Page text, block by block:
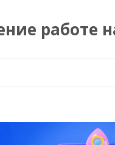
работе